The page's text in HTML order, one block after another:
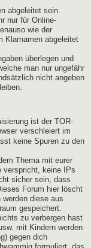
abgeleitet sein.
nur für Online-
wie der
Klarnamen abgeleitet
überlegen und
man nur ungefähr
nicht angeben
ist der TOR-
verschleiert im
keine Spuren zu den
Thema mit eurer
verspricht, keine IPs
sicher sein, dass
Forum hier löscht
diese aus
gespeichert.
zu verbergen hast
mit Kindern werden
gegen dich